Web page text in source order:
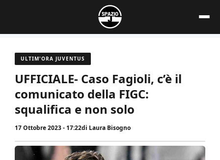
contenuto
ULTIM'ORA JUVENTUS
UFFICIALE- Caso Fagioli, c’è il
comunicato della FIGC:
squalifica e non solo
17 Ottobre 2023 - 17:22di Laura Bisogno